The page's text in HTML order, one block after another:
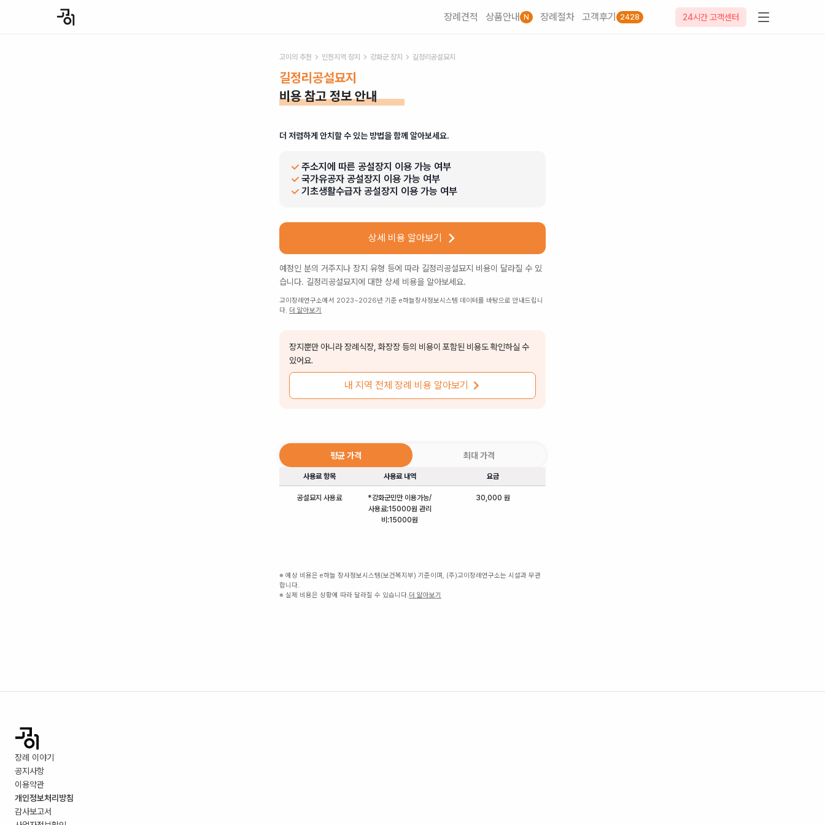
장례견적 상품안내 N 장례절차 고객후기 2428 24시간 고객센터
고이의 추천 인천지역 장지 강화군 장지 길정리공설묘지
길정리공설묘지
비용 참고 정보 안내
더 저렴하게 안치할 수 있는 방법을 함께 알아보세요.
주소지에 따른 공설장지 이용 가능 여부
국가유공자 공설장지 이용 가능 여부
기초생활수급자 공설장지 이용 가능 여부
상세 비용 알아보기
예정인 분의 거주지나 장지 유형 등에 따라 길정리공설묘지 비용이 달라질 수 있
습니다. 길정리공설묘지 에 대한 상세 비용을 알아보세요.
고이장례연구소에서 2023~2026년 기준 e하늘장사정보시스템 데이터를 바탕으로 안내드립니
다. 더 알아보기
장지뿐만 아니라 장례식장, 화장장 등의 비용이 포함된 비용도 확인하실 수
있어요.
내 지역 전체 장례 비용 알아보기
평균 가격 최대 가격
사용료 항목 사용료 내역 요금
공설묘지 사용료
*강화군민만 이용가능/
사용료:15000원 관리
비:15000원
30,000 원
※ 예상 비용은 e하늘 장사정보시스템(보건복지부) 기준이며, (주)고이장례연구소는 시설과 무관
합니다.
※ 실제 비용은 상황에 따라 달라질 수 있습니다.더 알아보기
장례 이야기
공지사항
이용약관
개인정보처리방침
감사보고서